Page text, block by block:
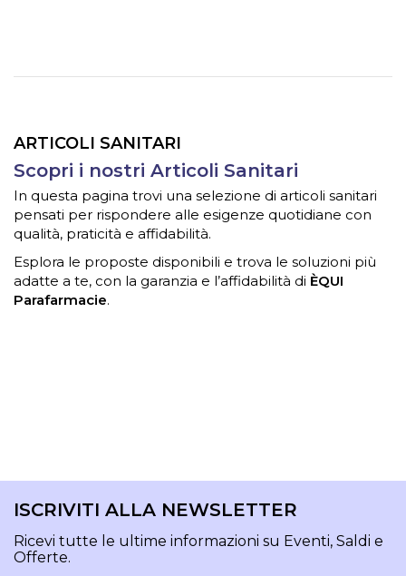
ARTICOLI SANITARI
Scopri i nostri Articoli Sanitari
In questa pagina trovi una selezione di articoli sanitari
pensati per rispondere alle esigenze quotidiane con
qualità, praticità e affidabilità.
Esplora le proposte disponibili e trova le soluzioni più
adatte a te, con la garanzia e l’affidabilità di ÈQUI
Parafarmacie.
ISCRIVITI ALLA NEWSLETTER
Ricevi tutte le ultime informazioni su Eventi, Saldi e
Offerte.